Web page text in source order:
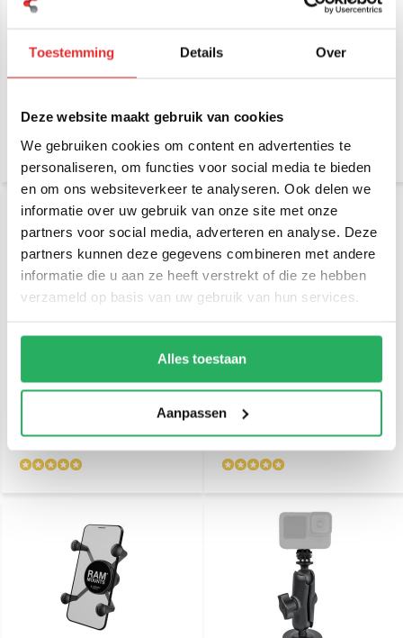
Toestemming Details Over
Deze website maakt gebruik van cookies
We gebruiken cookies om content en advertenties te
personaliseren, om functies voor social media te bieden
en om ons websiteverkeer te analyseren. Ook delen we
informatie over uw gebruik van onze site met onze
partners voor social media, adverteren en analyse. Deze
partners kunnen deze gegevens combineren met andere
informatie die u aan ze heeft verstrekt of die ze hebben
verzameld op basis van uw gebruik van hun services.
Alles toestaan
Aanpassen
Klemarm B-Maat (25 mm) -
€ 16,95Incl. btw
klemarm composiet -B-
€ 15,95
RAM Mount B-Kogel (25
Composiet - RAP-B-238U
€ 9,05 Excl. btw
RAM Mount B-Kogel (25
mm) Composiet Base
Rond - RAP-B-202U
€ 10,95
€ 9,05 Excl. btw